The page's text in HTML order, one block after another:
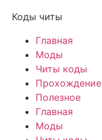
Коды читы
Главная
Моды
Читы коды
Прохождение
Полезное
Главная
Моды